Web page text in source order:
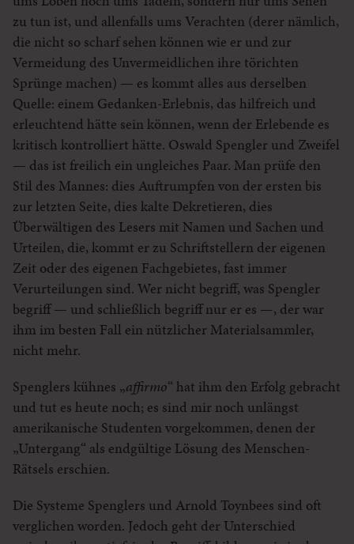
zu tun ist, und allenfalls ums Verachten (derer nämlich,
die nicht so scharf sehen können wie er und zur
Vermeidung des Unvermeidlichen ihre törichten
Sprünge machen) — es kommt alles aus derselben
Quelle: einem Gedanken-Erlebnis, das hilfreich und
erleuchtend hätte sein können, wenn der Erlebende es
kritisch kontrolliert hätte. Oswald Spengler und Zweifel
— das ist freilich ein ungleiches Paar. Man prüfe den
Stil des Mannes: dies Auftrumpfen von der ersten bis
zur letzten Seite, dies kalte Dekretieren, dies
Überwältigen des Lesers mit Namen und Sachen und
Urteilen, die, kommt er zu Schriftstellern der eigenen
Zeit oder des eigenen Fachgebietes, fast immer
Verurteilungen sind. Wer nicht begriff, was Spengler
begriff — und schließlich begriff nur er es —, der war
ihm im besten Fall ein nützlicher Materialsammler,
nicht mehr.
Spenglers kühnes „affirmo“ hat ihm den Erfolg gebracht
und tut es heute noch; es sind mir noch unlängst
amerikanische Studenten vorgekommen, denen der
„Untergang“ als endgültige Lösung des Menschen-
Rätsels erschien.
Die Systeme Spenglers und Arnold Toynbees sind oft
verglichen worden. Jedoch geht der Unterschied